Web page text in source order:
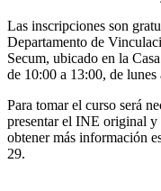
Las inscripciones son
Departamento de
Secum, ubicado en la
de 10:00 a 13:00, de
Para tomar el curso será
presentar el INE original y
obtener más información
29.